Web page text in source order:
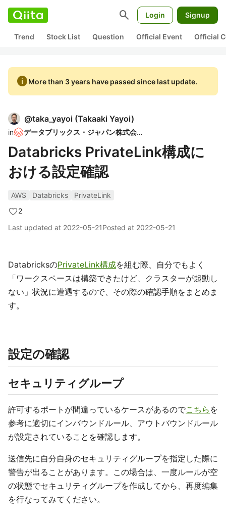
search Login Signup
Trend Stock List Question Official Event Official
infoMore than 3 years have passed since last update.
@taka_yayoi (Takaaki Yayoi)
in データブリックス・ジャパン株式会社
Databricks PrivateLink構成に
おける設定確認
AWS Databricks
PrivateLink
2
Last updated at 2022-05-21Posted at 2022-05-21
DatabricksのPrivateLink構成を組む際、自分でもよく
「ワークスペースは構築できたけど、クラスターが起動し
ない」状況に遭遇するので、その際の確認手順をまとめま
す。
設定の確認
セキュリティグループ
許可するポートが間違っているケースがあるのでこちら を
参考に適切にインバウンドルール、アウトバウンドルール
が設定されていることを確認します。
送信先に自分自身のセキュリティグループを指定した際に
警告が出ることがあります。この場合は、一度ルールが空
の状態でセキュリティグループを作成してから、再度編集
を行なってみてください。